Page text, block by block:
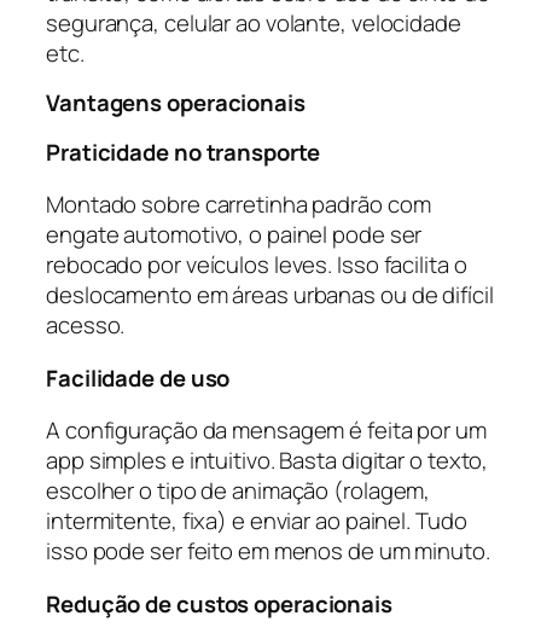
segurança, celular ao volante, velocidade
etc.
Vantagens operacionais
Praticidade no transporte
Montado sobre carretinha padrão com
engate automotivo, o painel pode ser
rebocado por veículos leves. Isso facilita o
deslocamento em áreas urbanas ou de difícil
acesso.
Facilidade de uso
A configuração da mensagem é feita por um
app simples e intuitivo. Basta digitar o texto,
escolher o tipo de animação (rolagem,
intermitente, fixa) e enviar ao painel. Tudo
isso pode ser feito em menos de um minuto.
Redução de custos operacionais